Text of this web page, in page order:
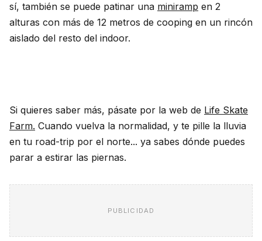
sí, también se puede patinar una miniramp en 2
alturas con más de 12 metros de cooping en un rincón
aislado del resto del indoor.
Si quieres saber más, pásate por la web de Life Skate
Farm. Cuando vuelva la normalidad, y te pille la lluvia
en tu road-trip por el norte... ya sabes dónde puedes
parar a estirar las piernas.
PUBLICIDAD